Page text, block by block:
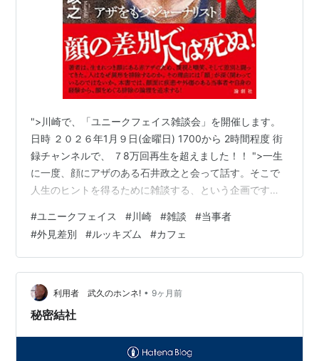
">川崎で、「ユニークフェイス雑談会」を開催します。
日時 ２０２６年1月９日(金曜日) 1700から 2時間程度 街
録チャンネルで、 ７8万回再生を超えました！！ ">一生
に一度、顔にアザのある石井政之と会って話す。そこで
人生のヒントを得るために雑談する、という企画です。
る人（ユニークフェイス当事者）、その家族、友人知人
が対象です。 参加費 ひとり５０００円 （読者割引価格
ひとり２０００円 ーーー通常価格５０００円から６０％
割引） （「顔面バカ一代」などの石井政之が執筆した書
籍を持参した場合、割り引きます） それとは別に、カフ
ェでの…
#ユニークフェイス #川崎 #雑談 #当事者
#外見差別 #ルッキズム #カフェ
利用者 武久のホンネ! • 9ヶ月前
秘密結社